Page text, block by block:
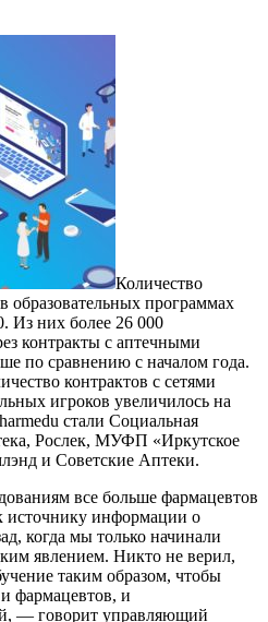
Количество
образовательных программах
Из них более 26 000
контракты с аптечными
по сравнению с началом года.
контрактов с сетями
игроков увеличилось на
стали Социальная
Рослек, МУФП «Иркутское
и Советские Аптеки.
все больше фармацевтов
источнику информации о
когда мы только начинали
явлением. Никто не верил,
таким образом, чтобы
фармацевтов, и
— говорит управляющий